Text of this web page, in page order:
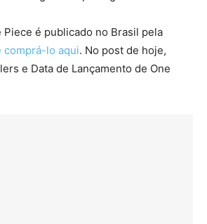
Piece é publicado no Brasil pela
comprá-lo aqui. No post de hoje,
e Data de Lançamento de One